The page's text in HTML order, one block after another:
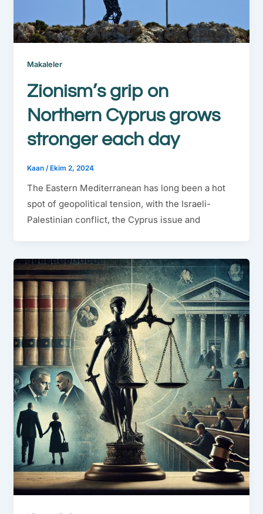
Makaleler
Zionism’s grip on
Northern Cyprus grows
stronger each day
Kaan /Ekim 2, 2024
The Eastern Mediterranean has long been a hot
spot of geopolitical tension, with the Israeli-
Palestinian conflict, the Cyprus issue and